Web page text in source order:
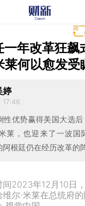
一年改革狂飙
何以愈发受
婷
17:46
性优势赢得美国大选
莱，也迎来了一波国
阿根廷仍在经历改革的
间2023年12月10日
尔·米莱在总统府